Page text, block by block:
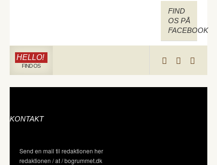
FIND
OS PÅ
FACEBOOK
HELLO!
FIND OS
KONTAKT
Send en mail til redaktionen her
redaktionen / at / bogrummet.dk